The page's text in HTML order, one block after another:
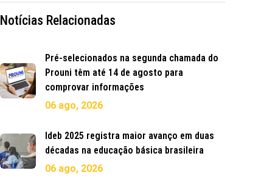
Notícias Relacionadas
Pré-selecionados na segunda chamada do
Prouni têm até 14 de agosto para
comprovar informações
06 ago, 2026
Ideb 2025 registra maior avanço em duas
décadas na educação básica brasileira
06 ago, 2026